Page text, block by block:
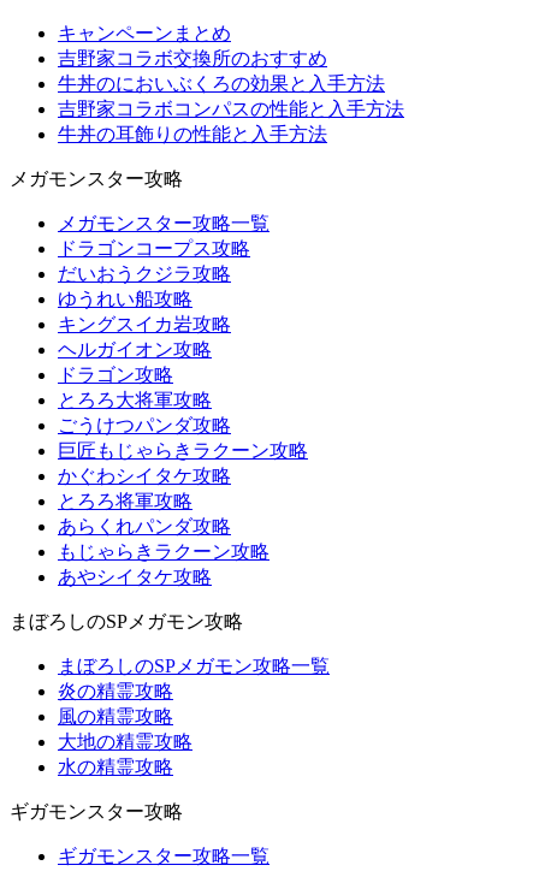
キャンペーンまとめ
吉野家コラボ交換所のおすすめ
牛丼のにおいぶくろの効果と入手方法
吉野家コラボコンパスの性能と入手方法
牛丼の耳飾りの性能と入手方法
メガモンスター攻略
メガモンスター攻略一覧
ドラゴンコープス攻略
だいおうクジラ攻略
ゆうれい船攻略
キングスイカ岩攻略
ヘルガイオン攻略
ドラゴン攻略
とろろ大将軍攻略
ごうけつパンダ攻略
巨匠もじゃらきラクーン攻略
かぐわシイタケ攻略
とろろ将軍攻略
あらくれパンダ攻略
もじゃらきラクーン攻略
あやシイタケ攻略
まぼろしのSPメガモン攻略
まぼろしのSPメガモン攻略一覧
炎の精霊攻略
風の精霊攻略
大地の精霊攻略
水の精霊攻略
ギガモンスター攻略
ギガモンスター攻略一覧